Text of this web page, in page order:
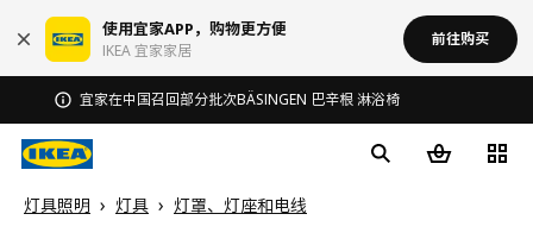
使用宜家APP，购物更方便
IKEA 宜家家居
前往购买
无锡商场发票事宜沟通
灯具照明 灯具 灯罩、灯座和电线